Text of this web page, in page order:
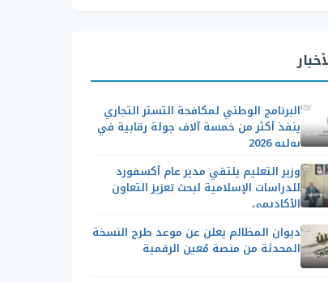
البرنامج الوطني لمكافحة التستر التجاري
ينفذ أكثر من خمسة آلاف جولة رقابية في
يوليو 2026
وزير التعليم يلتقي مدير عام أكسفورد
للدراسات الإسلامية لبحث تعزيز التعاون
الأكاديمي
ديوان المظالم يعلن عن موعد طرح النسخة
المحدثة من منصة مُعين الرقمية